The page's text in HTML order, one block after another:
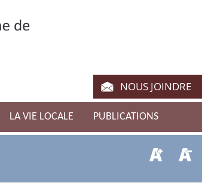
NOUS JOINDRE
LA VIE LOCALE PUBLICATIONS